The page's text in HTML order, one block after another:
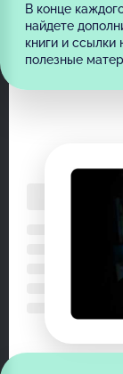
В конце
найдете
книги и ссылки
полезные